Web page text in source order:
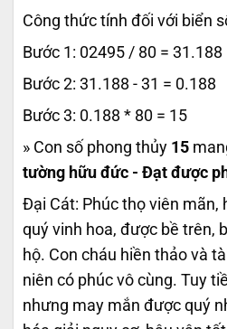
Công thức tính đối với biển
Bước 1: 02495 / 80 = 31.188
Bước 2: 31.188 - 31 = 0.188
Bước 3: 0.188 * 80 = 15
» Con số phong thủy 15
tường hữu đức - Đạt được
Đại Cát: Phúc thọ viên mãn,
quý vinh hoa, được bề trên,
hộ. Con cháu hiền thảo và
niên có phúc vô cùng. Tuy
nhưng may mắn được quý